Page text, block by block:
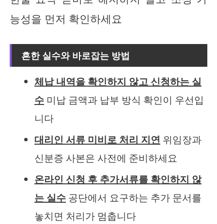
능성을 먼저 확인하세요
흔한 실수와 바로잡는 방법
체납 내역을 확인하지 않고 신청하는 실
수 미납 금액과 납부 방식 확인이 우선입
니다
대리인 서류 미비로 처리 지연 위임장과
신분증 사본은 사전에 준비하세요
온라인 신청 후 추가서류를 확인하지 않
는 실수 공단에서 요구하는 추가 문서를
놓치면 처리가 멈춥니다